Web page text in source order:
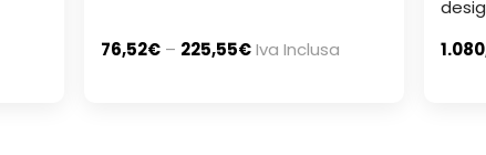
76,52€ – 225,55€Iva Inclusa